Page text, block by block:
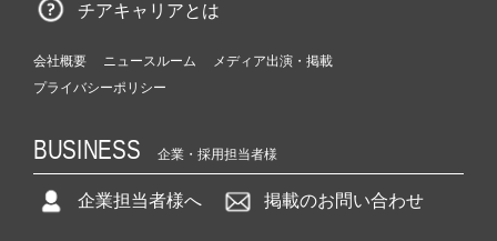
チアキャリアとは
会社概要 ニュースルーム
メディア出演・掲載
プライバシーポリシー
BUSINESS 企業・採用担当者様
企業担当者様へ 掲載のお問い合わせ